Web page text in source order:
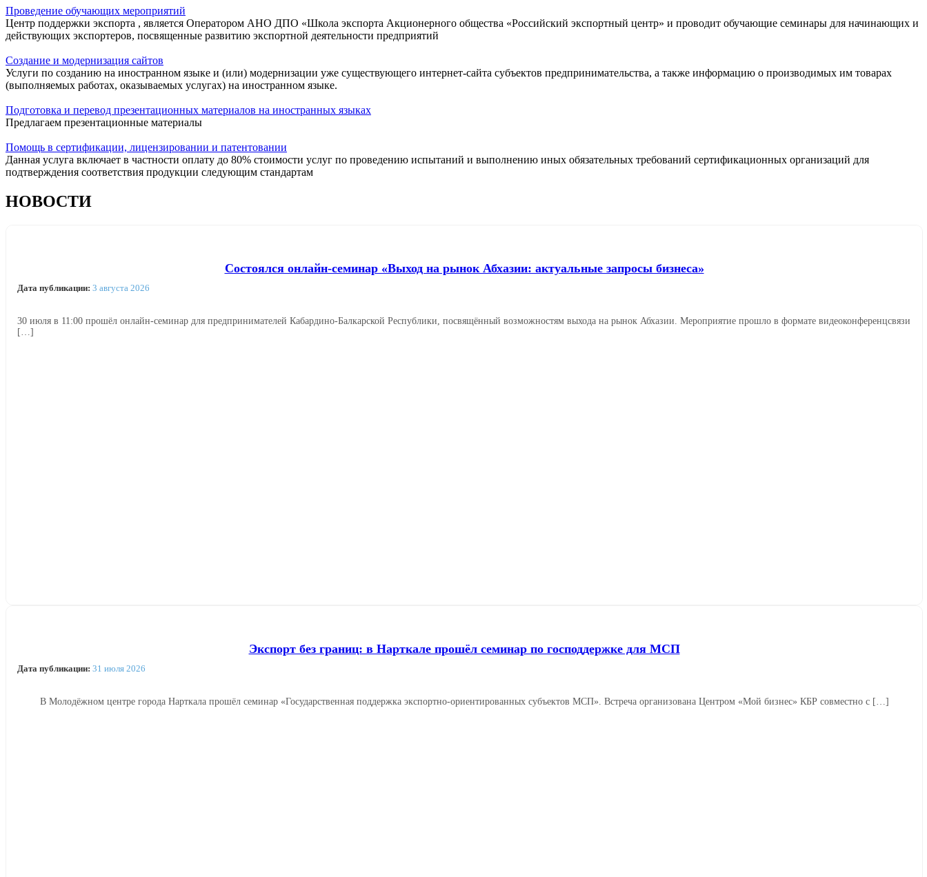
Проведение обучающих мероприятий
Центр поддержки экспорта , является Оператором АНО ДПО «Школа экспорта Акционерного общества «Российский экспортный центр» и проводит обучающие семинары для начинающих и
действующих экспортеров, посвященные развитию экспортной деятельности предприятий
Создание и модернизация сайтов
Услуги по созданию на иностранном языке и (или) модернизации уже существующего интернет-сайта субъектов предпринимательства, а также информацию о производимых им товарах
(выполняемых работах, оказываемых услугах) на иностранном языке.
Подготовка и перевод презентационных материалов на иностранных языках
Предлагаем презентационные материалы
Помощь в сертификации, лицензировании и патентовании
Данная услуга включает в частности оплату до 80% стоимости услуг по проведению испытаний и выполнению иных обязательных требований сертификационных организаций для
подтверждения соответствия продукции следующим стандартам
НОВОСТИ
Состоялся онлайн‑семинар «Выход на рынок Абхазии: актуальные запросы бизнеса»
Дата публикации: 3 августа 2026
30 июля в 11:00 прошёл онлайн‑семинар для предпринимателей Кабардино‑Балкарской Республики, посвящённый возможностям выхода на рынок Абхазии. Мероприятие прошло в формате видеоконференцсвязи
[…]
Экспорт без границ: в Нарткале прошёл семинар по господдержке для МСП
Дата публикации: 31 июля 2026
В Молодёжном центре города Нарткала прошёл семинар «Государственная поддержка экспортно‑ориентированных субъектов МСП». Встреча организована Центром «Мой бизнес» КБР совместно с […]